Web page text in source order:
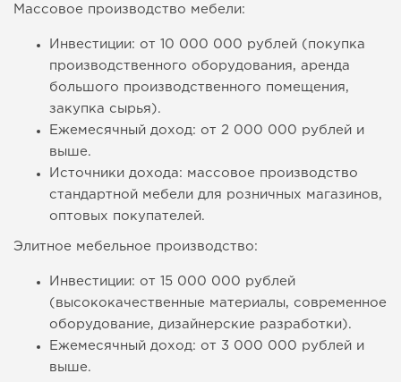
Массовое производство мебели:
Инвестиции: от 10 000 000 рублей (покупка
производственного оборудования, аренда
большого производственного помещения,
закупка сырья).
Ежемесячный доход: от 2 000 000 рублей и
выше.
Источники дохода: массовое производство
стандартной мебели для розничных магазинов,
оптовых покупателей.
Элитное мебельное производство:
Инвестиции: от 15 000 000 рублей
(высококачественные материалы, современное
оборудование, дизайнерские разработки).
Ежемесячный доход: от 3 000 000 рублей и
выше.